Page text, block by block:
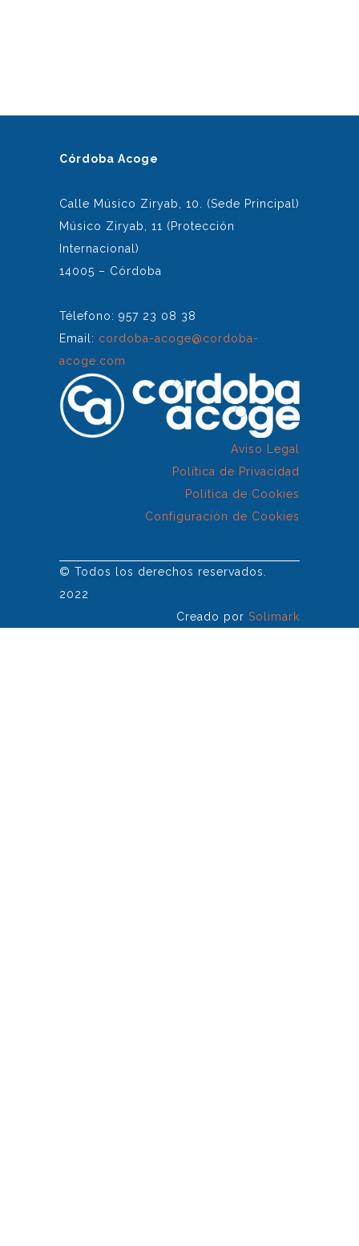
Córdoba Acoge
Calle Músico Ziryab, 10. (Sede Principal)
Músico Ziryab, 11 (Protección
Internacional)
14005 – Córdoba
Télefono: 957 23 08 38
Email: cordoba-acoge@cordoba-
acoge.com
Aviso Legal
Política de Privacidad
Política de Cookies
Configuración de Cookies
© Todos los derechos reservados.
2022
Creado por Solimark